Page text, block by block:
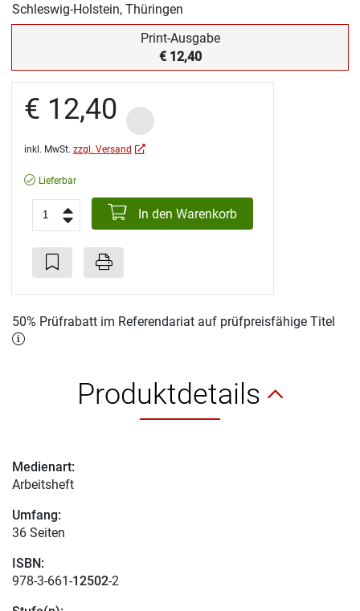
Schleswig-Holstein, Thüringen
Print-Ausgabe
€ 12,40
€ 12,40
inkl. MwSt. zzgl. Versand
Lieferbar
In den Warenkorb
50% Prüfrabatt im Referendariat auf prüfpreisfähige Titel
Produktdetails
Medienart:
Arbeitsheft
Umfang:
36 Seiten
ISBN:
978-3-661-12502-2